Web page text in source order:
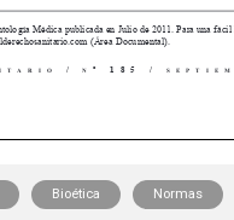
Bioética Normas